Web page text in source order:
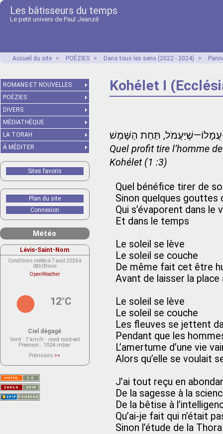
Les bâtisseurs du temps
Le petit univers de Paul Jeanzé
Accueil du site > POÉZIES > Dans tous les sens (2022 - 2024) >
Kohélet I
Quel profit tire l’homme
Kohélet (1 :3)
Quel bénéfice tirer de
Sinon quelques gouttes
Qui s’évaporent dans le
Et dans le temps
Le soleil se lève
Le soleil se couche
De même fait cet être
Avant de laisser la place
Le soleil se lève
Le soleil se couche
Les fleuves se jettent
Pendant que les
L’amertume d’une vie
Alors qu’elle se voulait
J’ai tout reçu en
De la sagesse à la
De la bêtise à
Qu’ai-je fait qui n’était
Sinon l’étude de la
ROMANS ET NOUVELLES
POÉZIES
DIVERS
MÉDIATHÈQUE
LA TORAH
À MÉDITER
Sites favoris
Plan du site
Connexion
Météo
Lévis-Saint-Nom
Conditions météo à 7 août 2026 à
08h09min
OpenWeather
12°C
Ciel dégagé
Vent : 7 km/h - nord nord-est
Pression : 1024 mbar
Prévisions >>
actuellement aucune prévision
Saint-Nom.
Veuillez consulter le message du
service ci-dessous.
(401 - Invalid API key. Please see
https://openweathermap.org/faq#error401